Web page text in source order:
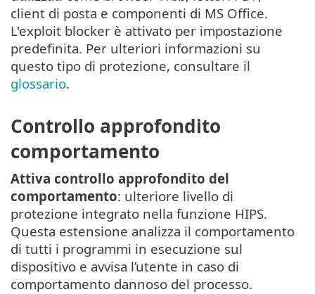
client di posta e componenti di MS Office.
L'exploit blocker è attivato per impostazione
predefinita. Per ulteriori informazioni su
questo tipo di protezione, consultare il
glossario.
Controllo approfondito
comportamento
Attiva controllo approfondito del
comportamento: ulteriore livello di
protezione integrato nella funzione HIPS.
Questa estensione analizza il comportamento
di tutti i programmi in esecuzione sul
dispositivo e avvisa l’utente in caso di
comportamento dannoso del processo.